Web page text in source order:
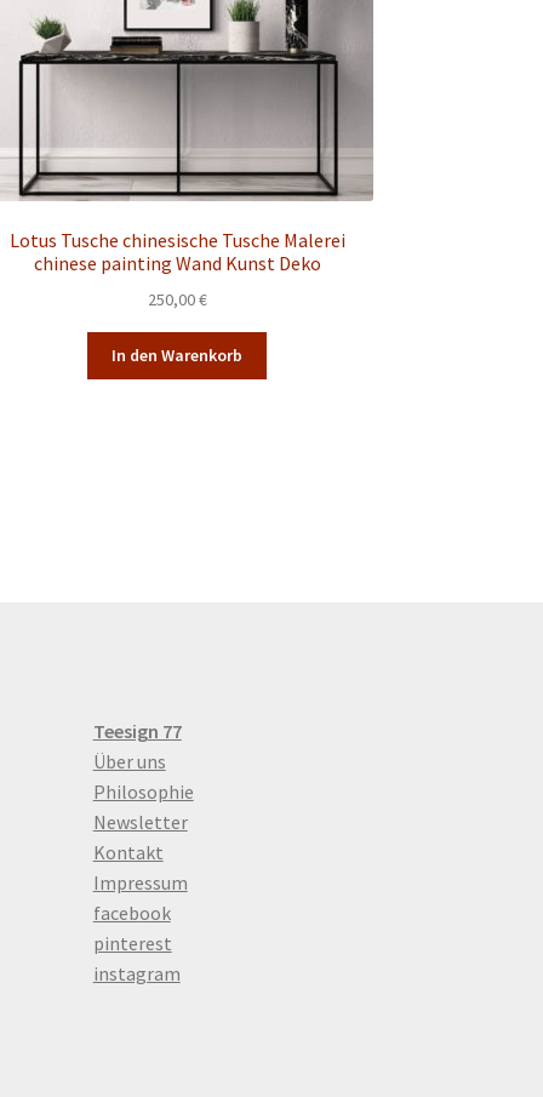
Lotus Tusche chinesische Tusche Malerei
chinese painting Wand Kunst Deko
250,00€
In den Warenkorb
Teesign 77
Über uns
Philosophie
Newsletter
Kontakt
Impressum
facebook
pinterest
instagram